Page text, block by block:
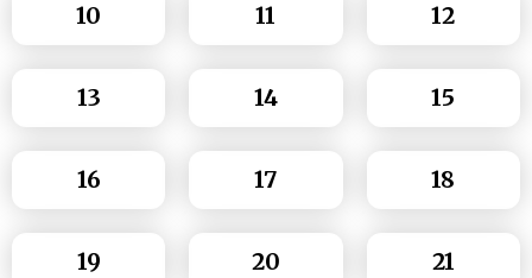
10 11 12
13 14 15
16 17 18
19 20 21